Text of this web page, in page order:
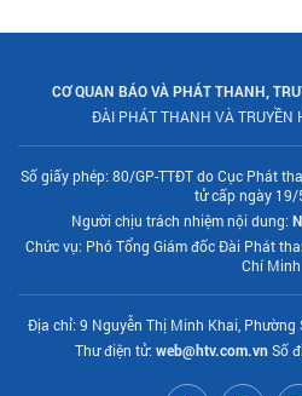
CƠ QUAN BÁO VÀ PHÁT THANH,
ĐÀI PHÁT THANH VÀ TRUYỀN
Số giấy phép: 80/GP-TTĐT do Cục Phát
tử cấp ngày
Người chịu trách nhiệm nội dung:
Chức vụ: Phó Tổng Giám đốc Đài Phát
Chí Minh
Địa chỉ: 9 Nguyễn Thị Minh Khai, Phường
Thư điện tử: web@htv.com.vnSố